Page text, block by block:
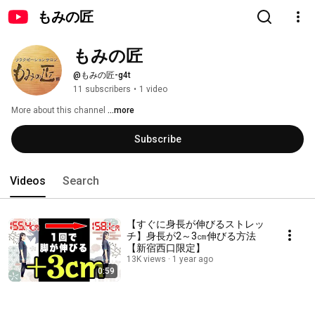
もみの匠
もみの匠
@もみの匠-g4t
11 subscribers • 1 video
More about this channel ...more
Subscribe
Videos Search
0:59
【すぐに身長が伸びるストレッ
チ】身長が2～3㎝伸びる方法
【新宿西口限定】
13K views 1 year ago